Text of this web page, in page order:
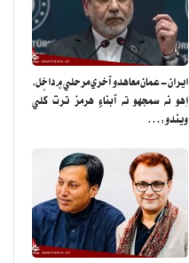
ايران- عمان معاهدو آخري مرحلي ۾ داخل،
اِهو نه سمجهو ته آبناءِ هرمز ترت کُلي
ويندو:…